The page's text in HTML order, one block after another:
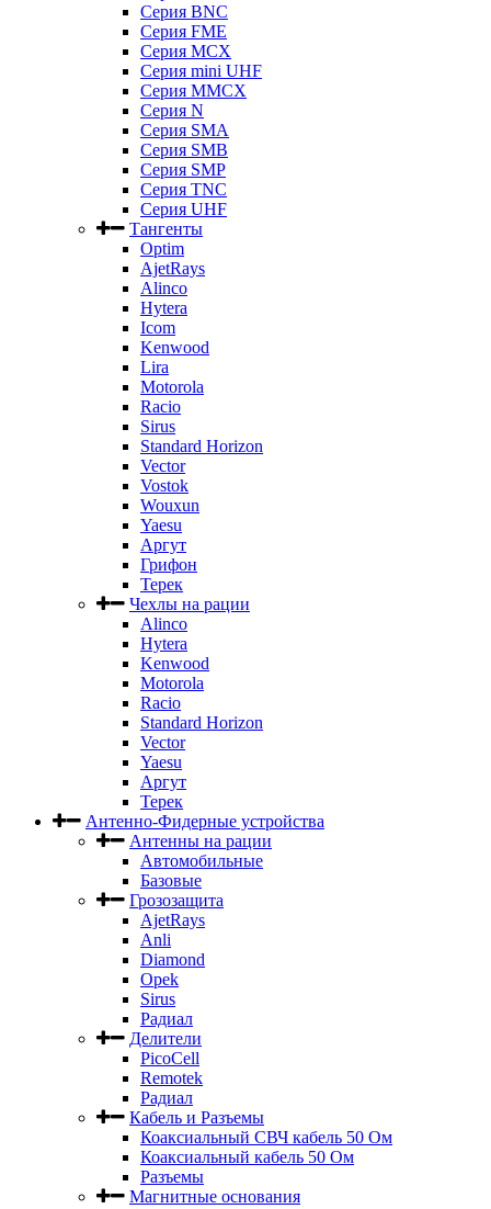
Серия BNC
Серия FME
Серия MCX
Серия mini UHF
Серия MMCX
Серия N
Серия SMA
Серия SMB
Серия SMP
Серия TNC
Серия UHF
Тангенты
Optim
AjetRays
Alinco
Hytera
Icom
Kenwood
Lira
Motorola
Racio
Sirus
Standard Horizon
Vector
Vostok
Wouxun
Yaesu
Аргут
Грифон
Терек
Чехлы на рации
Alinco
Hytera
Kenwood
Motorola
Racio
Standard Horizon
Vector
Yaesu
Аргут
Терек
Антенно-Фидерные устройства
Антенны на рации
Автомобильные
Базовые
Грозозащита
AjetRays
Anli
Diamond
Opek
Sirus
Радиал
Делители
PicoCell
Remotek
Радиал
Кабель и Разъемы
Коаксиальный СВЧ кабель 50 Ом
Коаксиальный кабель 50 Ом
Разъемы
Магнитные основания